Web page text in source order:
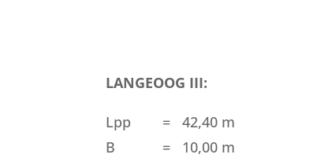
LANGEOOG III:
Lpp = 42,40
B = 10,00